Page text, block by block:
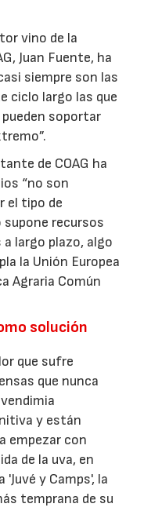
vino de la
Juan Fuente, ha
siempre son las
ciclo largo las que
soportar
de COAG ha
“no son
el tipo de
recursos
largo plazo, algo
la Unión Europea
Agraria Común
solución
que sufre
que nunca
y están
empezar con
de la uva, en
y Camps', la
temprana de su